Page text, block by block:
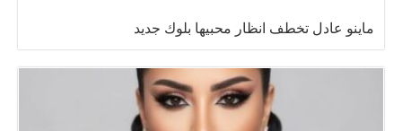
ماينو عادل تخطف انظار محبيها بلوك جديد